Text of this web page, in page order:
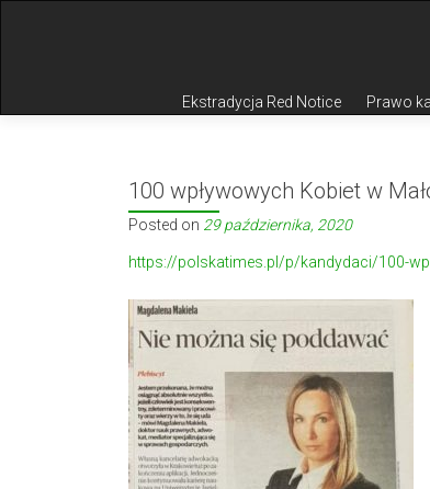
Ekstradycja Red Notice Prawo
100 wpływowych Kobiet w
Posted on 29 października, 2020
https://polskatimes.pl/p/kandydaci/100-